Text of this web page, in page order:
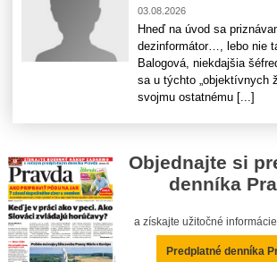
03.08.2026
Hneď na úvod sa
dezinformátor…, lebo nie
Balogová, niekdajšia
sa u týchto „objektívnych
svojmu ostatnému [...]
Objednajte si
denníka
a získajte užitočné
Predplatné denníka